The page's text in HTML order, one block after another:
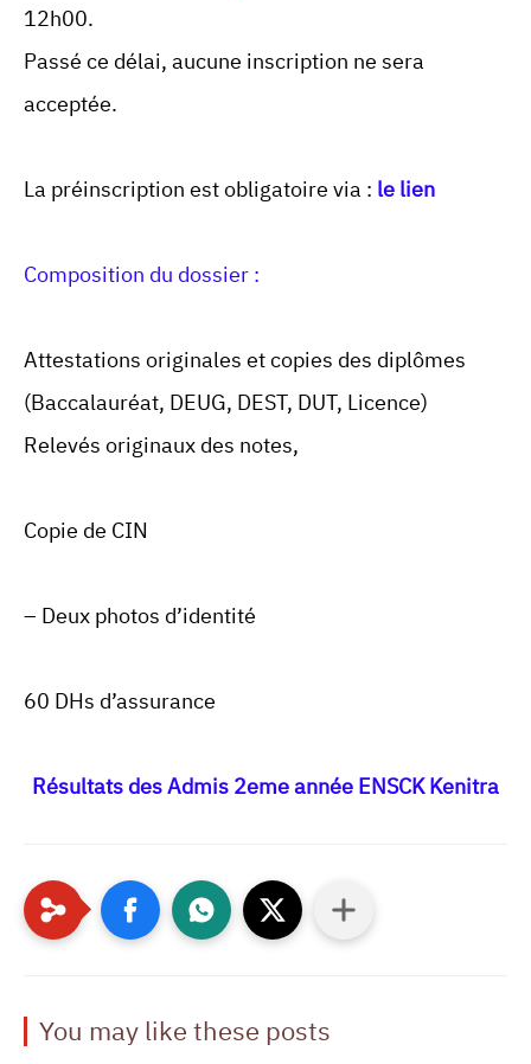
12h00.
Passé ce délai, aucune inscription ne sera
acceptée.
La préinscription est obligatoire via : le lien
Composition du dossier :
Attestations originales et copies des diplômes
(Baccalauréat, DEUG, DEST, DUT, Licence)
Relevés originaux des notes,
Copie de CIN
– Deux photos d’identité
60 DHs d’assurance
Résultats des Admis 2eme année ENSCK Kenitra
You may like these posts